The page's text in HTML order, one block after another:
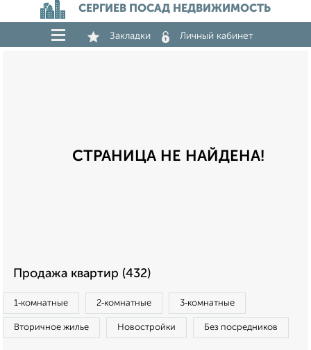
СЕРГИЕВ ПОСАД НЕДВИЖИМОСТЬ
Закладки Личный кабинет
СТРАНИЦА НЕ НАЙДЕНА!
Продажа квартир (432)
1‑комнатные 2‑комнатные 3‑комнатные
Вторичное жилье Новостройки Без посредников